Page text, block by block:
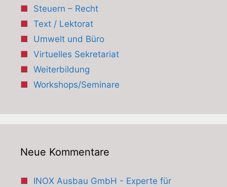
Steuern – Recht
Text / Lektorat
Umwelt und Büro
Virtuelles Sekretariat
Weiterbildung
Workshops/Seminare
Neue Kommentare
INOX Ausbau GmbH - Experte für